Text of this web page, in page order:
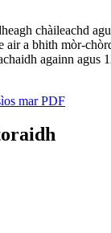
chàileachd
air a bhith mòr-
againn agus
mar PDF